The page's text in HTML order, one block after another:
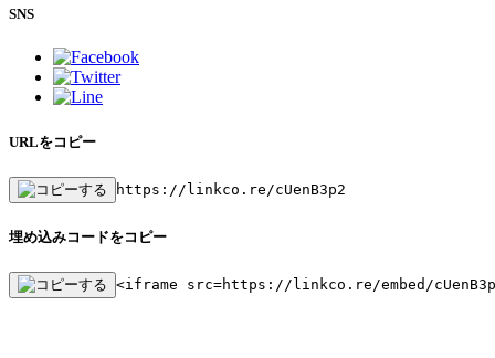
SNS
URLをコピー
https://linkco.re/cUenB3p2
埋め込みコードをコピー
<iframe src=https://linkco.re/embed/